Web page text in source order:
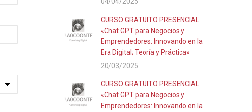
CURSO GRATUITO PRESENCIAL
«Chat GPT para Negocios y
Emprendedores: Innovando en la
Era Digital; Teoría y Práctica»
20/03/2025
CURSO GRATUITO PRESENCIAL
«Chat GPT para Negocios y
Emprendedores: Innovando en la